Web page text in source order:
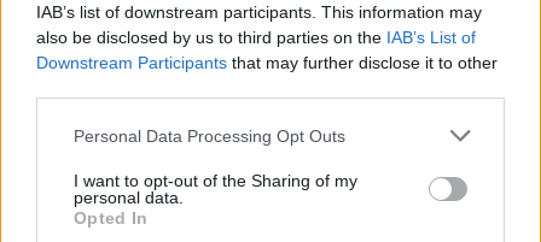
IAB’s list of downstream participants. This information may
also be disclosed by us to third parties on the IAB’s List of
Downstream Participants that may further disclose it to other
Please note that this website/app uses one or more Google
not limited to your visit or usage behaviour. You may click to
grant or deny consent to Google and its third-party tags to
use your data for below specified purposes in below Google
Personal Data Processing Opt Outs
I want to opt-out of the Sharing of my
personal data.
Opted In
supporto alleupsertin tempo quasi reale.
faceted search, strategie di arricchimento
automatico.
DAMestrazione testo da PDF, OCR su immagini
tecniche, deduplicazione media, generazione di